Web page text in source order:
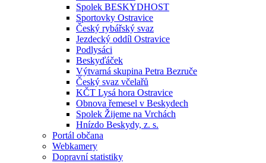
Spolek BESKYDHOST
Sportovky Ostravice
Český rybářský svaz
Jezdecký oddíl Ostravice
Podlysáci
Beskyďáček
Výtvarná skupina Petra Bezruče
Český svaz včelařů
KČT Lysá hora Ostravice
Obnova řemesel v Beskydech
Spolek Žijeme na Vrchách
Hnízdo Beskydy, z. s.
Portál občana
Webkamery
Dopravní statistiky